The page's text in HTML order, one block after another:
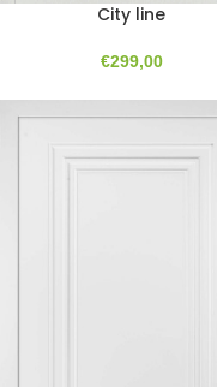
City line
€299,00